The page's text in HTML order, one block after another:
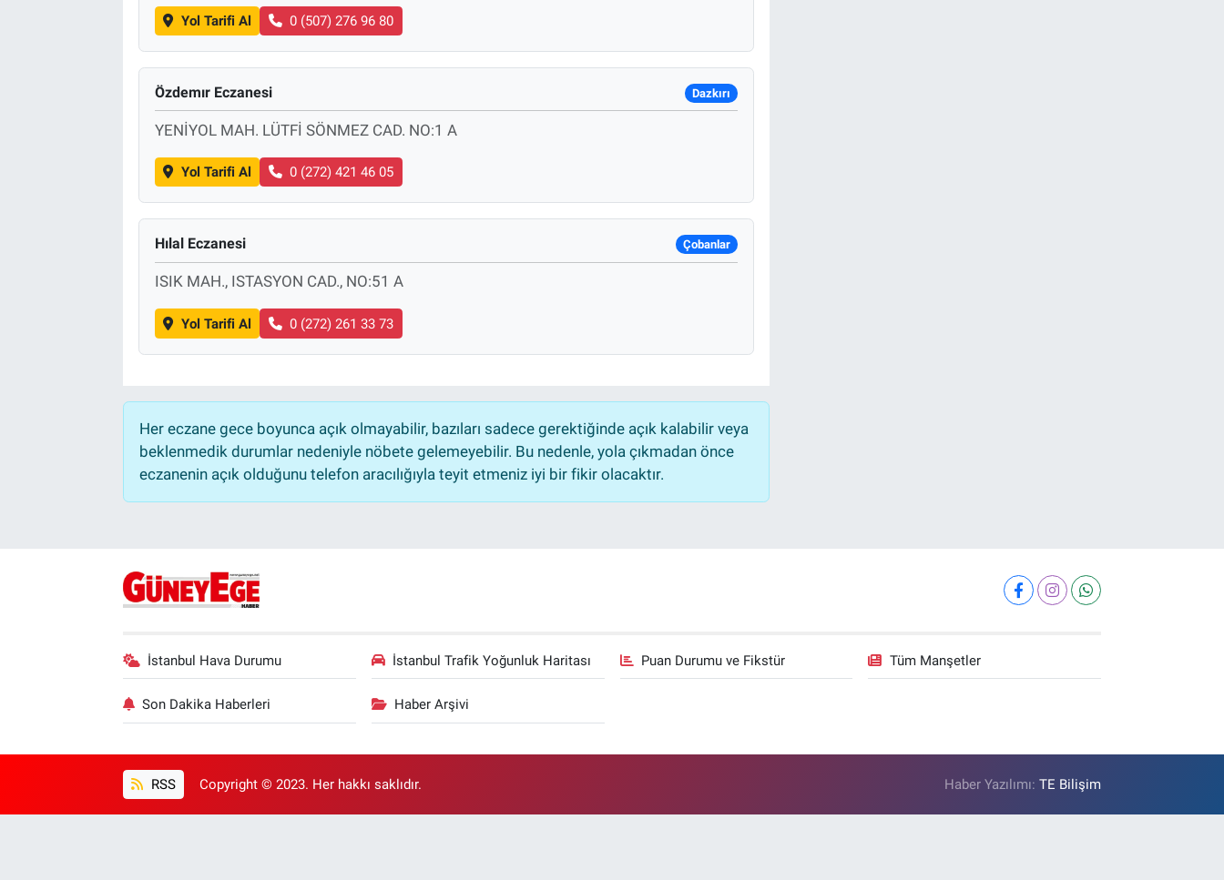
Yol Tarifi Al 0 (507) 276 96 80
Özdemır Eczanesi Dazkırı
YENİYOL MAH. LÜTFİ SÖNMEZ CAD. NO:1 A
Yol Tarifi Al 0 (272) 421 46 05
Hılal Eczanesi Çobanlar
ISIK MAH., ISTASYON CAD., NO:51 A
Yol Tarifi Al 0 (272) 261 33 73
Her eczane gece boyunca açık olmayabilir, bazıları sadece gerektiğinde açık kalabilir veya
beklenmedik durumlar nedeniyle nöbete gelemeyebilir. Bu nedenle, yola çıkmadan önce
eczanenin açık olduğunu telefon aracılığıyla teyit etmeniz iyi bir fikir olacaktır.
İstanbul Hava Durumu İstanbul Trafik Yoğunluk Haritası Puan Durumu ve Fikstür Tüm Manşetler
Son Dakika Haberleri Haber Arşivi
RSS Copyright © 2023. Her hakkı saklıdır. Haber Yazılımı:TE Bilişim